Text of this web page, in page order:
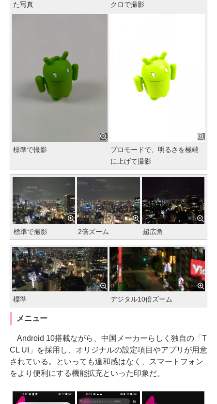
た写真
クロで撮影
標準で撮影
プロモードで、明るさを極端
に上げて撮影
標準で撮影 2倍ズーム 超広角
標準 デジタル10倍ズーム
メニュー
Android 10搭載ながら、中国メーカーらしく独自の「T
CL UI」を採用し、オリジナルの設定項目やアプリが用意
されている。といっても違和感はなく、スマートフォン
をより便利にする機能拡充といった印象だ。